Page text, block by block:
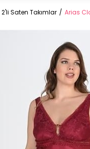
2'li Saten Takımlar Arias